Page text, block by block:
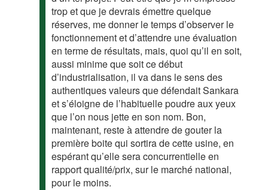
trop et que je devrais émettre quelque
réserves, me donner le temps d’observer le
fonctionnement et d’attendre une évaluation
en terme de résultats, mais, quoi qu’il en soit,
aussi minime que soit ce début
d’industrialisation, il va dans le sens des
authentiques valeurs que défendait Sankara
et s’éloigne de l’habituelle poudre aux yeux
que l’on nous jette en son nom. Bon,
maintenant, reste à attendre de gouter la
première boite qui sortira de cette usine, en
espérant qu’elle sera concurrentielle en
rapport qualité/prix, sur le marché national,
pour le moins.